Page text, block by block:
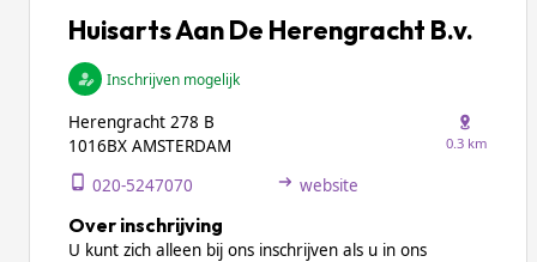
Huisarts Aan De Herengracht B.v.
Inschrijven mogelijk
Herengracht 278 B
1016BX AMSTERDAM
0.3 km
020-5247070 website
Over inschrijving
U kunt zich alleen bij ons inschrijven als u in ons